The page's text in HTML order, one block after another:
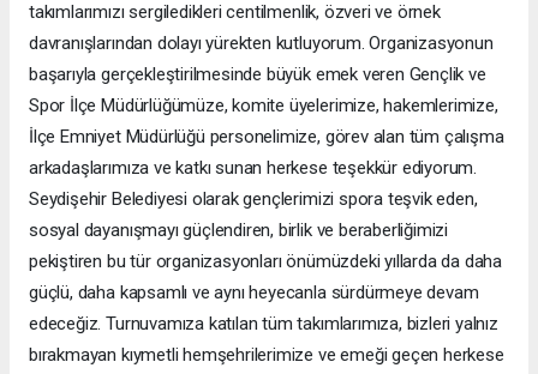
takımlarımızı sergiledikleri centilmenlik, özveri ve örnek
davranışlarından dolayı yürekten kutluyorum. Organizasyonun
başarıyla gerçekleştirilmesinde büyük emek veren Gençlik ve
Spor İlçe Müdürlüğümüze, komite üyelerimize, hakemlerimize,
İlçe Emniyet Müdürlüğü personelimize, görev alan tüm çalışma
arkadaşlarımıza ve katkı sunan herkese teşekkür ediyorum.
Seydişehir Belediyesi olarak gençlerimizi spora teşvik eden,
sosyal dayanışmayı güçlendiren, birlik ve beraberliğimizi
pekiştiren bu tür organizasyonları önümüzdeki yıllarda da daha
güçlü, daha kapsamlı ve aynı heyecanla sürdürmeye devam
edeceğiz. Turnuvamıza katılan tüm takımlarımıza, bizleri yalnız
bırakmayan kıymetli hemşehrilerimize ve emeği geçen herkese